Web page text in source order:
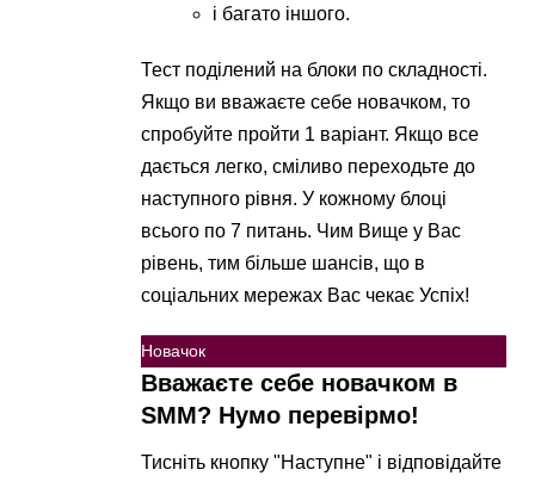
і багато іншого.
Тест поділений на блоки по складності.
Якщо ви вважаєте себе новачком, то
спробуйте пройти 1 варіант. Якщо все
дається легко, сміливо переходьте до
наступного рівня. У кожному блоці
всього по 7 питань. Чим Вище у Вас
рівень, тим більше шансів, що в
соціальних мережах Вас чекає Успіх!
Новачок
Вважаєте себе новачком в
SMM? Нумо перевірмо!
Тисніть кнопку "Наступне" і відповідайте